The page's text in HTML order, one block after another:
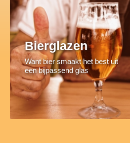
Bierglazen
Want bier smaakt het best uit
een bijpassend glas